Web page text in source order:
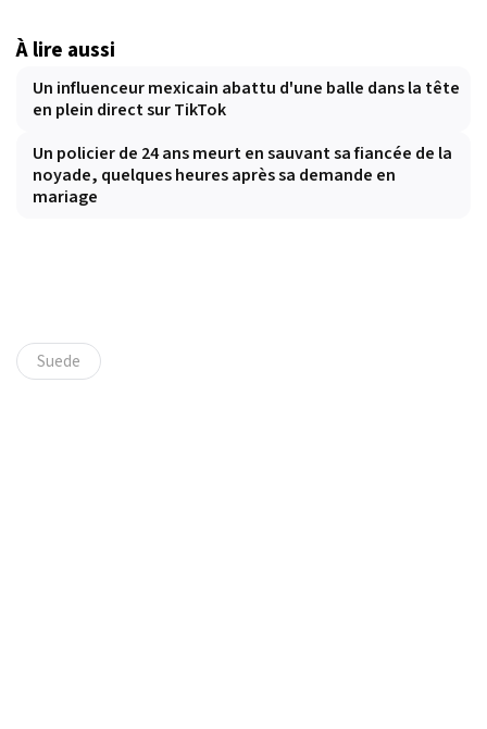
À lire aussi
Un influenceur mexicain abattu d'une balle dans la tête
en plein direct sur TikTok
Un policier de 24 ans meurt en sauvant sa fiancée de la
noyade, quelques heures après sa demande en
mariage
Suede